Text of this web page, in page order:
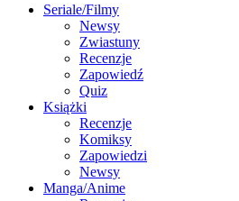
Seriale/Filmy
Newsy
Zwiastuny
Recenzje
Zapowiedź
Quiz
Książki
Recenzje
Komiksy
Zapowiedzi
Newsy
Manga/Anime